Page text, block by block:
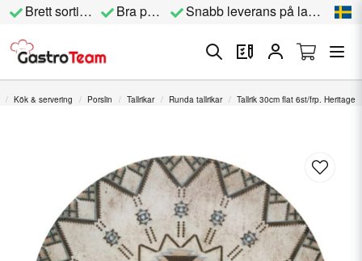
Brett sortiment Bra priser Snabb leverans på lagervara
Kök & servering Porslin Tallrikar Runda tallrikar Tallrik 30cm flat 6st/frp. Heritage